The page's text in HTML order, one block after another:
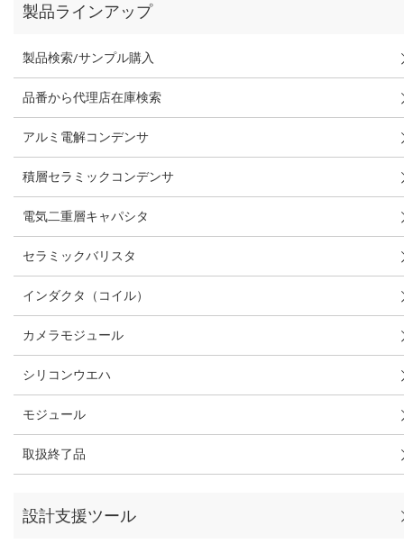
製品ラインアップ
製品検索/サンプル購入
品番から代理店在庫検索
アルミ電解コンデンサ
積層セラミックコンデンサ
電気二重層キャパシタ
セラミックバリスタ
インダクタ（コイル）
カメラモジュール
シリコンウエハ
モジュール
取扱終了品
設計支援ツール